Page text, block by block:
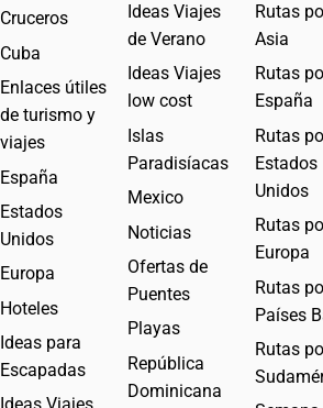
Cruceros
Cuba
Enlaces útiles
de turismo y
viajes
España
Estados
Unidos
Europa
Hoteles
Ideas para
Escapadas
Ideas Viajes
de Verano
Ideas Viajes
low cost
Islas
Paradisíacas
Mexico
Noticias
Ofertas de
Puentes
Playas
República
Dominicana
Rutas
Asia
Rutas
España
Rutas
Estados
Unidos
Rutas
Europa
Rutas
Países
Rutas